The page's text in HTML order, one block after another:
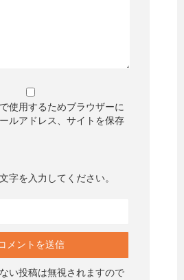
使用するためブラウザーに
ルアドレス、サイトを保存
字を入力してください。
い投稿は無視されますので